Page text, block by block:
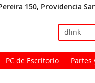
150, Providencia
PC de Escritorio Partes